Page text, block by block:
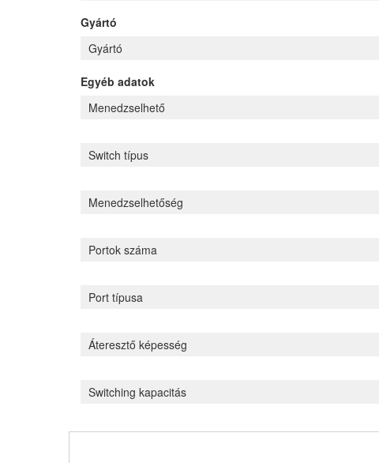
Gyártó
Gyártó
Egyéb adatok
Menedzselhető
Switch típus
Menedzselhetőség
Portok száma
Port típusa
Áteresztő képesség
Switching kapacitás